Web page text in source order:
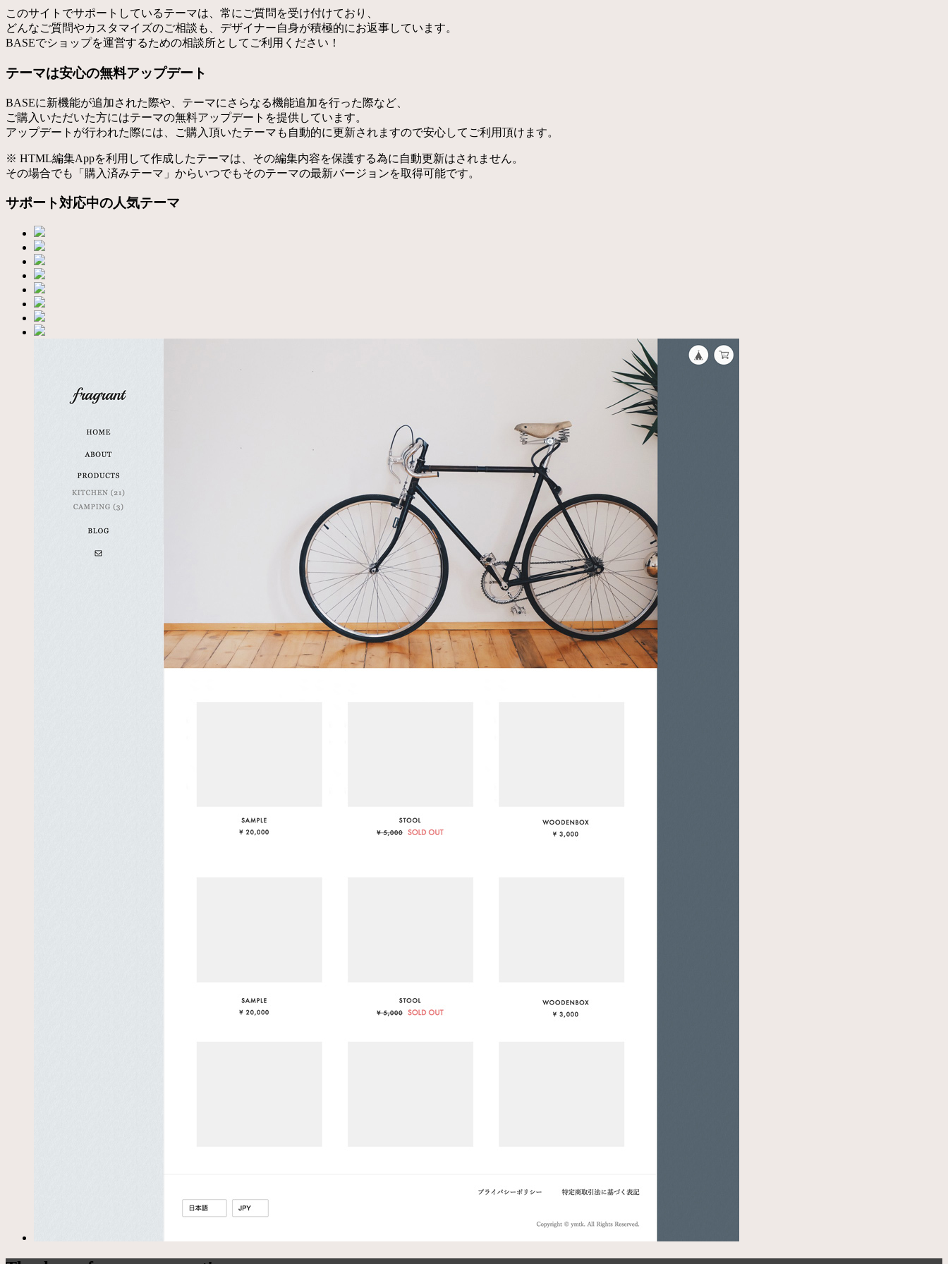
このサイトでサポートしているテーマは、常にご質問を受け付けており、
どんなご質問やカスタマイズのご相談も、デザイナー自身が積極的にお返事しています。
BASEでショップを運営するための相談所としてご利用ください！
テーマは安心の無料アップデート
BASEに新機能が追加された際や、テーマにさらなる機能追加を行った際など、
ご購入いただいた方にはテーマの無料アップデートを提供しています。
アップデートが行われた際には、ご購入頂いたテーマも自動的に更新されますので安心してご利用頂けます。
※ HTML編集Appを利用して作成したテーマは、その編集内容を保護する為に自動更新はされません。
その場合でも「購入済みテーマ」からいつでもそのテーマの最新バージョンを取得可能です。
サポート対応中の人気テーマ